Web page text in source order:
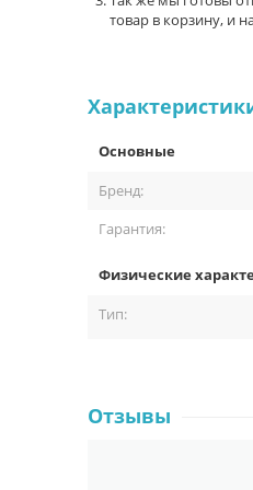
товар в корзину, и
Основные
Бренд:
Гарантия:
Физические
Тип:
Отзывы